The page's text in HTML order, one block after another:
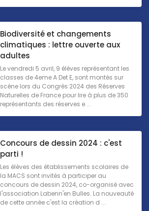
Biodiversité et changements
climatiques : lettre ouverte aux
adultes
Le vendredi 5 avril, 9 élèves représentant les
classes de 4eme A Det E, sont montés sur
scène lors du Congrès 2024 des Réserves
Naturelles de France pour lire à plus de 350
représentants des réserves e ...
Concours de dessin 2024 : c'est
parti !
Les élèves des établissements scolaires de
la MACS sont invités à participer au
concours de dessin 2024, co-organisé avec
l'association Labenn'en Bulles. La nouveauté
de cette année c'est la création d ...